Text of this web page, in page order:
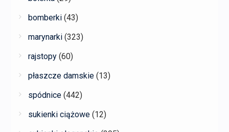
bomberki (43)
marynarki (323)
rajstopy (60)
płaszcze damskie (13)
spódnice (442)
sukienki ciążowe (12)